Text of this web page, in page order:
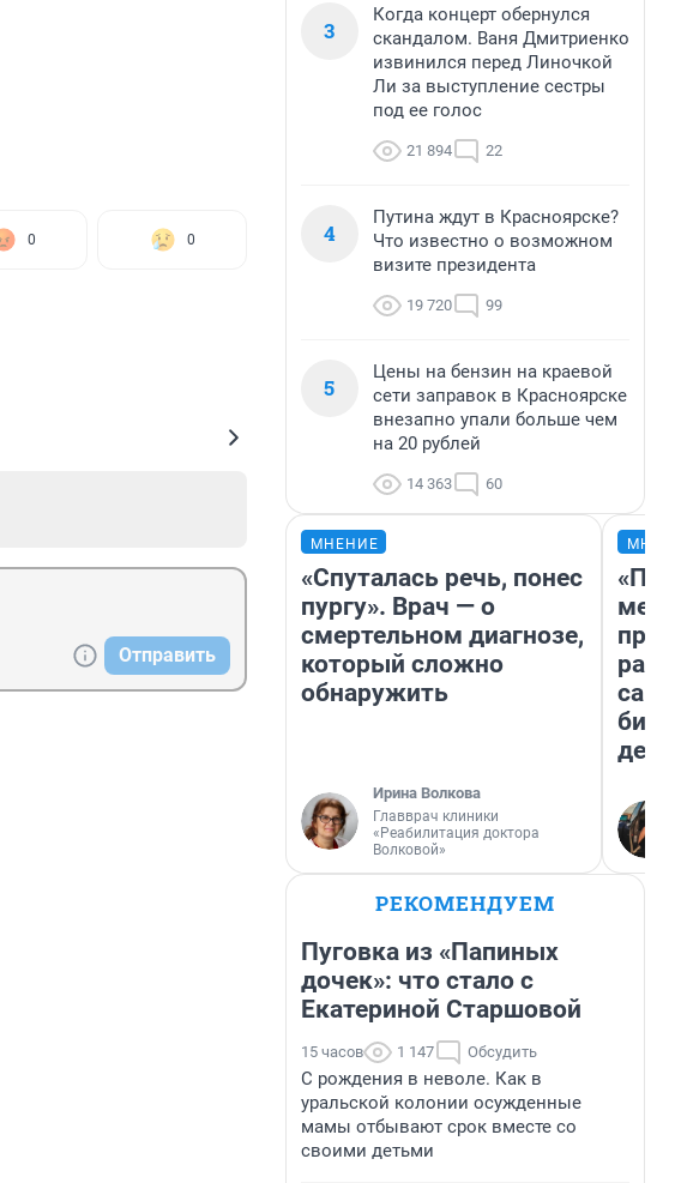
0 0
Отправить
3
Когда концерт обернулся
скандалом. Ваня Дмитриенко
извинился перед Линочкой
Ли за выступление сестры
под ее голос
21 894 22
4
Путина ждут в Красноярске?
Что известно о возможном
визите президента
19 720 99
5
Цены на бензин на краевой
сети заправок в Красноярске
внезапно упали больше чем
на 20 рублей
14 363 60
МНЕНИЕ
«Спуталась речь, понес
пургу». Врач — о
смертельном диагнозе,
который сложно
обнаружить
Ирина Волкова
Главврач клиники
«Реабилитация доктора
Волковой»
РЕКОМЕНДУЕМ
Пуговка из «Папиных
дочек»: что стало с
Екатериной Старшовой
15 часов 1 147 Обсудить
С рождения в неволе. Как в
уральской колонии осужденные
мамы отбывают срок вместе со
своими детьми